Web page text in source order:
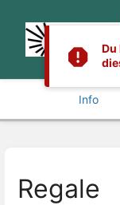
Du
Info
Regale